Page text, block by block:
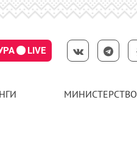
LIVE
МИНИСТЕРСТВО